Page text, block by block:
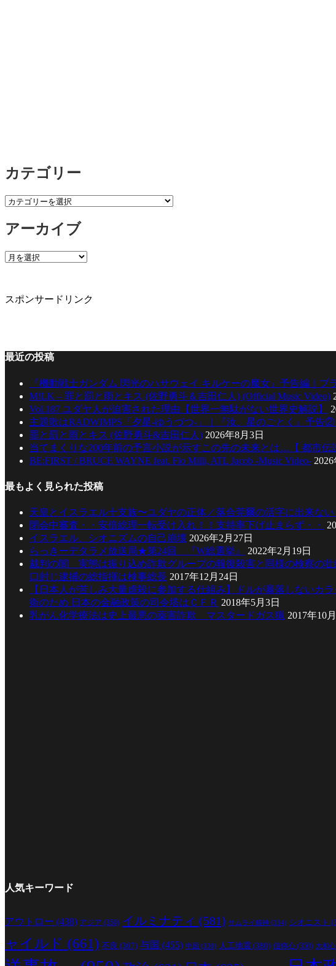
カテゴリー
カ
ゴ
ー
アーカイブ
ア
イ
スポンサードリンク
最近の投稿
『機動戦士ガンダム 閃光のハサウェイ キルケーの魔女』予告編｜プ
M!LK – 罪と罰と雨とキス (佐野勇斗＆吉田仁人) (Official Music Video)
Vol.187 ユダヤ人が迫害された理由【世界一無駄がない世界史解説】
主題歌はRADWIMPS「夕星-ゆうづつ-」｜『汝、星のごとく』予告②
罪と罰と雨とキス (佐野勇斗&吉田仁人) 2026年8月3日
当てまくりな200年前の予言小説が示すこの先の未来とは…【 都市伝
BE:FIRST / BRUCE WAYNE feat. Flo Milli, ATL Jacob -Music Video-
最もよく見られた投稿
天皇とイスラエル十支族〜ユダヤの正体／落合莞爾の活字に出来ない
閉会中審査・・安倍総理一転受け入れ！！支持率下げ止まらず・・
イスラエル、シオニズムの自己崩壊 2026年2月27日
らっきーデタラメ放送局★第24回 『W総選挙』
2022年2月19日
裁判の闇 実態は振り込め詐欺グループの報復殺害と同様の検察の
口封じ逮捕の総指揮は検事総長 2017年12月24日
【日本人が苦しみ大量虐殺に参加する仕組み】ドルが暴落しない
衛のため 日本の金融政策の司令塔はＣＦＲ 2018年5月3日
乳がん化学療法は史上最悪の薬害詐欺 マスタードガス猟 2017年10
人気キーワード
アウトロー (438) アジア (350) イルミナティ (581) サムライ精神 (334) シオニスト
ャイルド (661) 不良 (367) 与国 (455) 中国 (330) 人工地震 (380) 信仰心 (350) 大和心